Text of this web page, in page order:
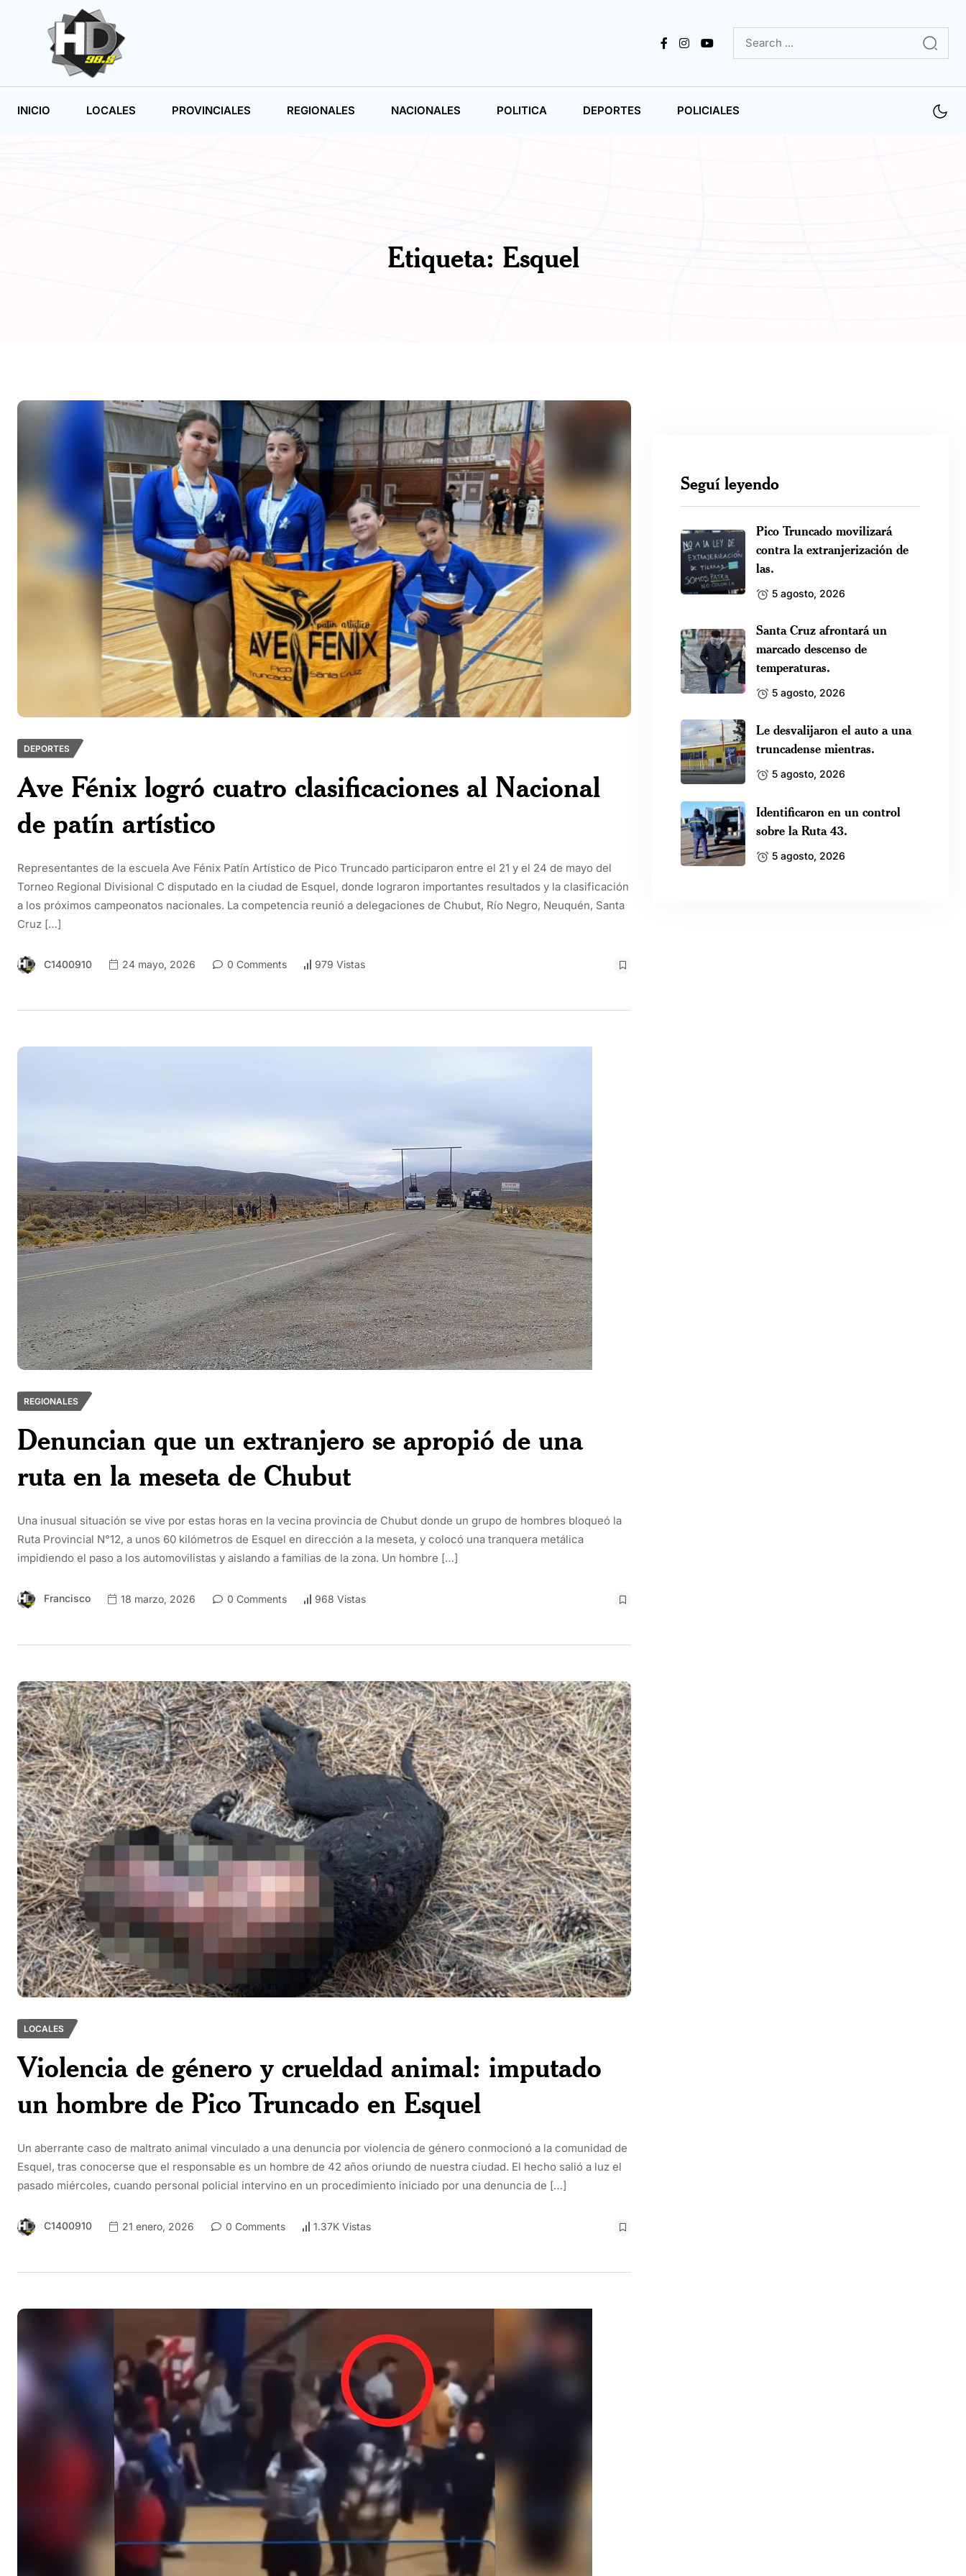
INICIO LOCALES PROVINCIALES REGIONALES NACIONALES POLITICA DEPORTES POLICIALES
Etiqueta: Esquel
DEPORTES
Ave Fénix logró cuatro clasificaciones al Nacional
de patín artístico
Representantes de la escuela Ave Fénix Patín Artístico de Pico Truncado participaron entre el 21 y el 24 de mayo del
Torneo Regional Divisional C disputado en la ciudad de Esquel, donde lograron importantes resultados y la clasificación
a los próximos campeonatos nacionales. La competencia reunió a delegaciones de Chubut, Río Negro, Neuquén, Santa
Cruz […]
C1400910 24 mayo, 2026 0 Comments 979 Vistas
REGIONALES
Denuncian que un extranjero se apropió de una
ruta en la meseta de Chubut
Una inusual situación se vive por estas horas en la vecina provincia de Chubut donde un grupo de hombres bloqueó la
Ruta Provincial N°12, a unos 60 kilómetros de Esquel en dirección a la meseta, y colocó una tranquera metálica
impidiendo el paso a los automovilistas y aislando a familias de la zona. Un hombre […]
Francisco 18 marzo, 2026 0 Comments 968 Vistas
LOCALES
Violencia de género y crueldad animal: imputado
un hombre de Pico Truncado en Esquel
Un aberrante caso de maltrato animal vinculado a una denuncia por violencia de género conmocionó a la comunidad de
Esquel, tras conocerse que el responsable es un hombre de 42 años oriundo de nuestra ciudad. El hecho salió a luz el
pasado miércoles, cuando personal policial intervino en un procedimiento iniciado por una denuncia de […]
C1400910 21 enero, 2026 0 Comments 1.37K Vistas
Seguí leyendo
Pico Truncado movilizará
contra la extranjerización de
las.
5 agosto, 2026
Santa Cruz afrontará un
marcado descenso de
temperaturas.
5 agosto, 2026
Le desvalijaron el auto a una
truncadense mientras.
5 agosto, 2026
Identificaron en un control
sobre la Ruta 43.
5 agosto, 2026